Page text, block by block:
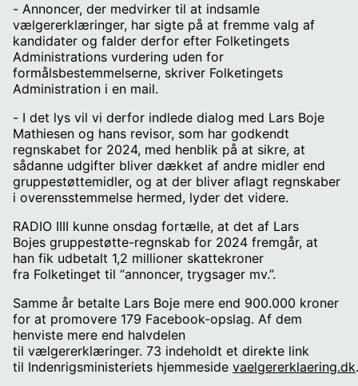
- Annoncer, der medvirker til at indsamle
vælgererklæringer, har sigte på at fremme valg af
kandidater og falder derfor efter Folketingets
Administrations vurdering uden for
formålsbestemmelserne, skriver Folketingets
Administration i en mail.
- I det lys vil vi derfor indlede dialog med Lars Boje
Mathiesen og hans revisor, som har godkendt
regnskabet for 2024, med henblik på at sikre, at
sådanne udgifter bliver dækket af andre midler end
gruppestøttemidler, og at der bliver aflagt regnskaber
i overensstemmelse hermed, lyder det videre.
RADIO IIII kunne onsdag fortælle, at det af Lars
Bojes gruppestøtte-regnskab for 2024 fremgår, at
han fik udbetalt 1,2 millioner skattekroner
fra Folketinget til “annoncer, trygsager mv.”.
Samme år betalte Lars Boje mere end 900.000 kroner
for at promovere 179 Facebook-opslag. Af dem
henviste mere end halvdelen
til vælgererklæringer. 73 indeholdt et direkte link
til Indenrigsministeriets hjemmeside vaelgererklaering.dk